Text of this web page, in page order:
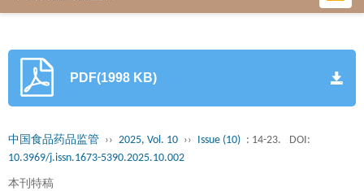
PDF(1998 KB)
中国食品药品监管 ›› 2025, Vol. 10 ›› Issue (10) : 14-23.
DOI:
10.3969/j.issn.1673-5390.2025.10.002
本刊特稿